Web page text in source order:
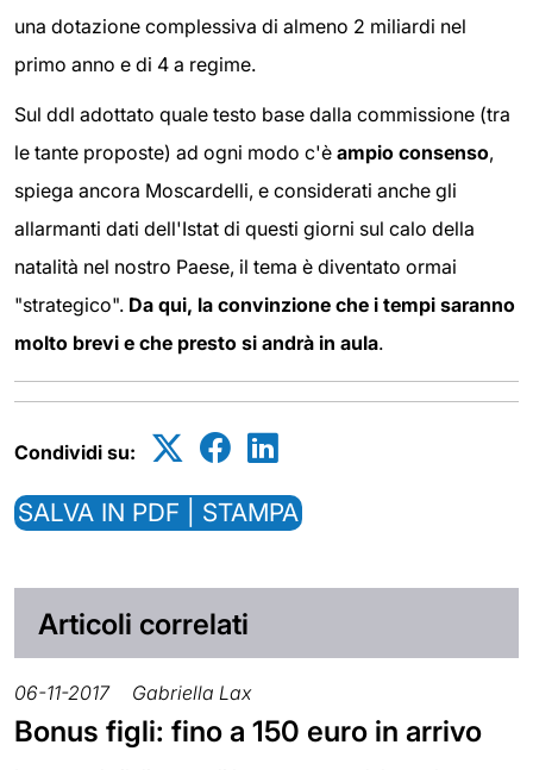
una dotazione complessiva di almeno 2 miliardi nel
primo anno e di 4 a regime.
Sul ddl adottato quale testo base dalla commissione (tra
le tante proposte) ad ogni modo c'è ampio consenso,
spiega ancora Moscardelli, e considerati anche gli
allarmanti dati dell'Istat di questi giorni sul calo della
natalità nel nostro Paese, il tema è diventato ormai
"strategico". Da qui, la convinzione che i tempi saranno
molto brevi e che presto si andrà in aula.
Condividi su:
SALVA IN PDF | STAMPA
Articoli correlati
06-11-2017 Gabriella Lax
Bonus figli: fino a 150 euro in arrivo